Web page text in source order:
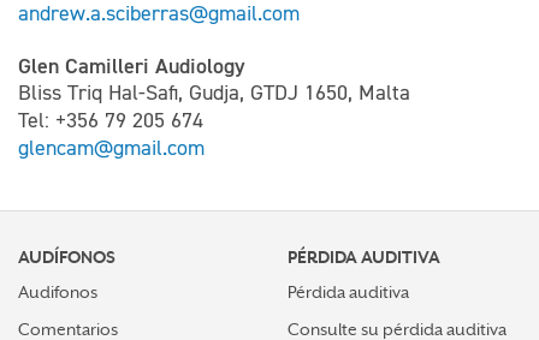
andrew.a.sciberras@gmail.com
Glen Camilleri Audiology
Bliss Triq Hal-Safi, Gudja, GTDJ 1650, Malta
Tel: +356 79 205 674
glencam@gmail.com
AUDÍFONOS
Audifonos
Comentarios
PÉRDIDA AUDITIVA
Pérdida auditiva
Consulte su pérdida auditiva